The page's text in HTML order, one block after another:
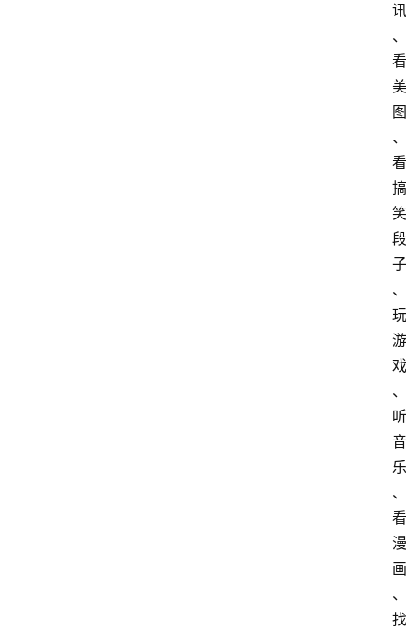
讯
、
看
美
图
、
看
搞
笑
段
子
、
玩
游
戏
、
听
音
乐
、
看
漫
画
、
找